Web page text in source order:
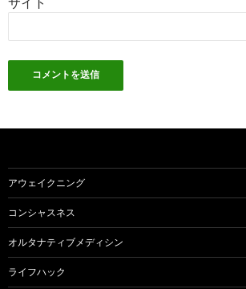
アウェイクニング
コンシャスネス
オルタナティブメディシン
ライフハック